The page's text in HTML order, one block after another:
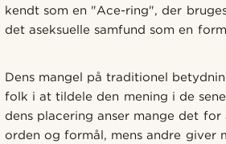
kendt som en "Ace-ring", der
det aseksuelle samfund som en
Dens mangel på traditionel
folk i at tildele den mening i de
dens placering anser mange det
orden og formål, mens andre giver